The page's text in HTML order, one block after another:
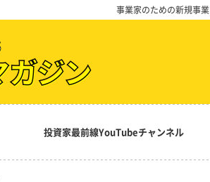
事業家のための新規事
投資家最前線YouTubeチャンネル